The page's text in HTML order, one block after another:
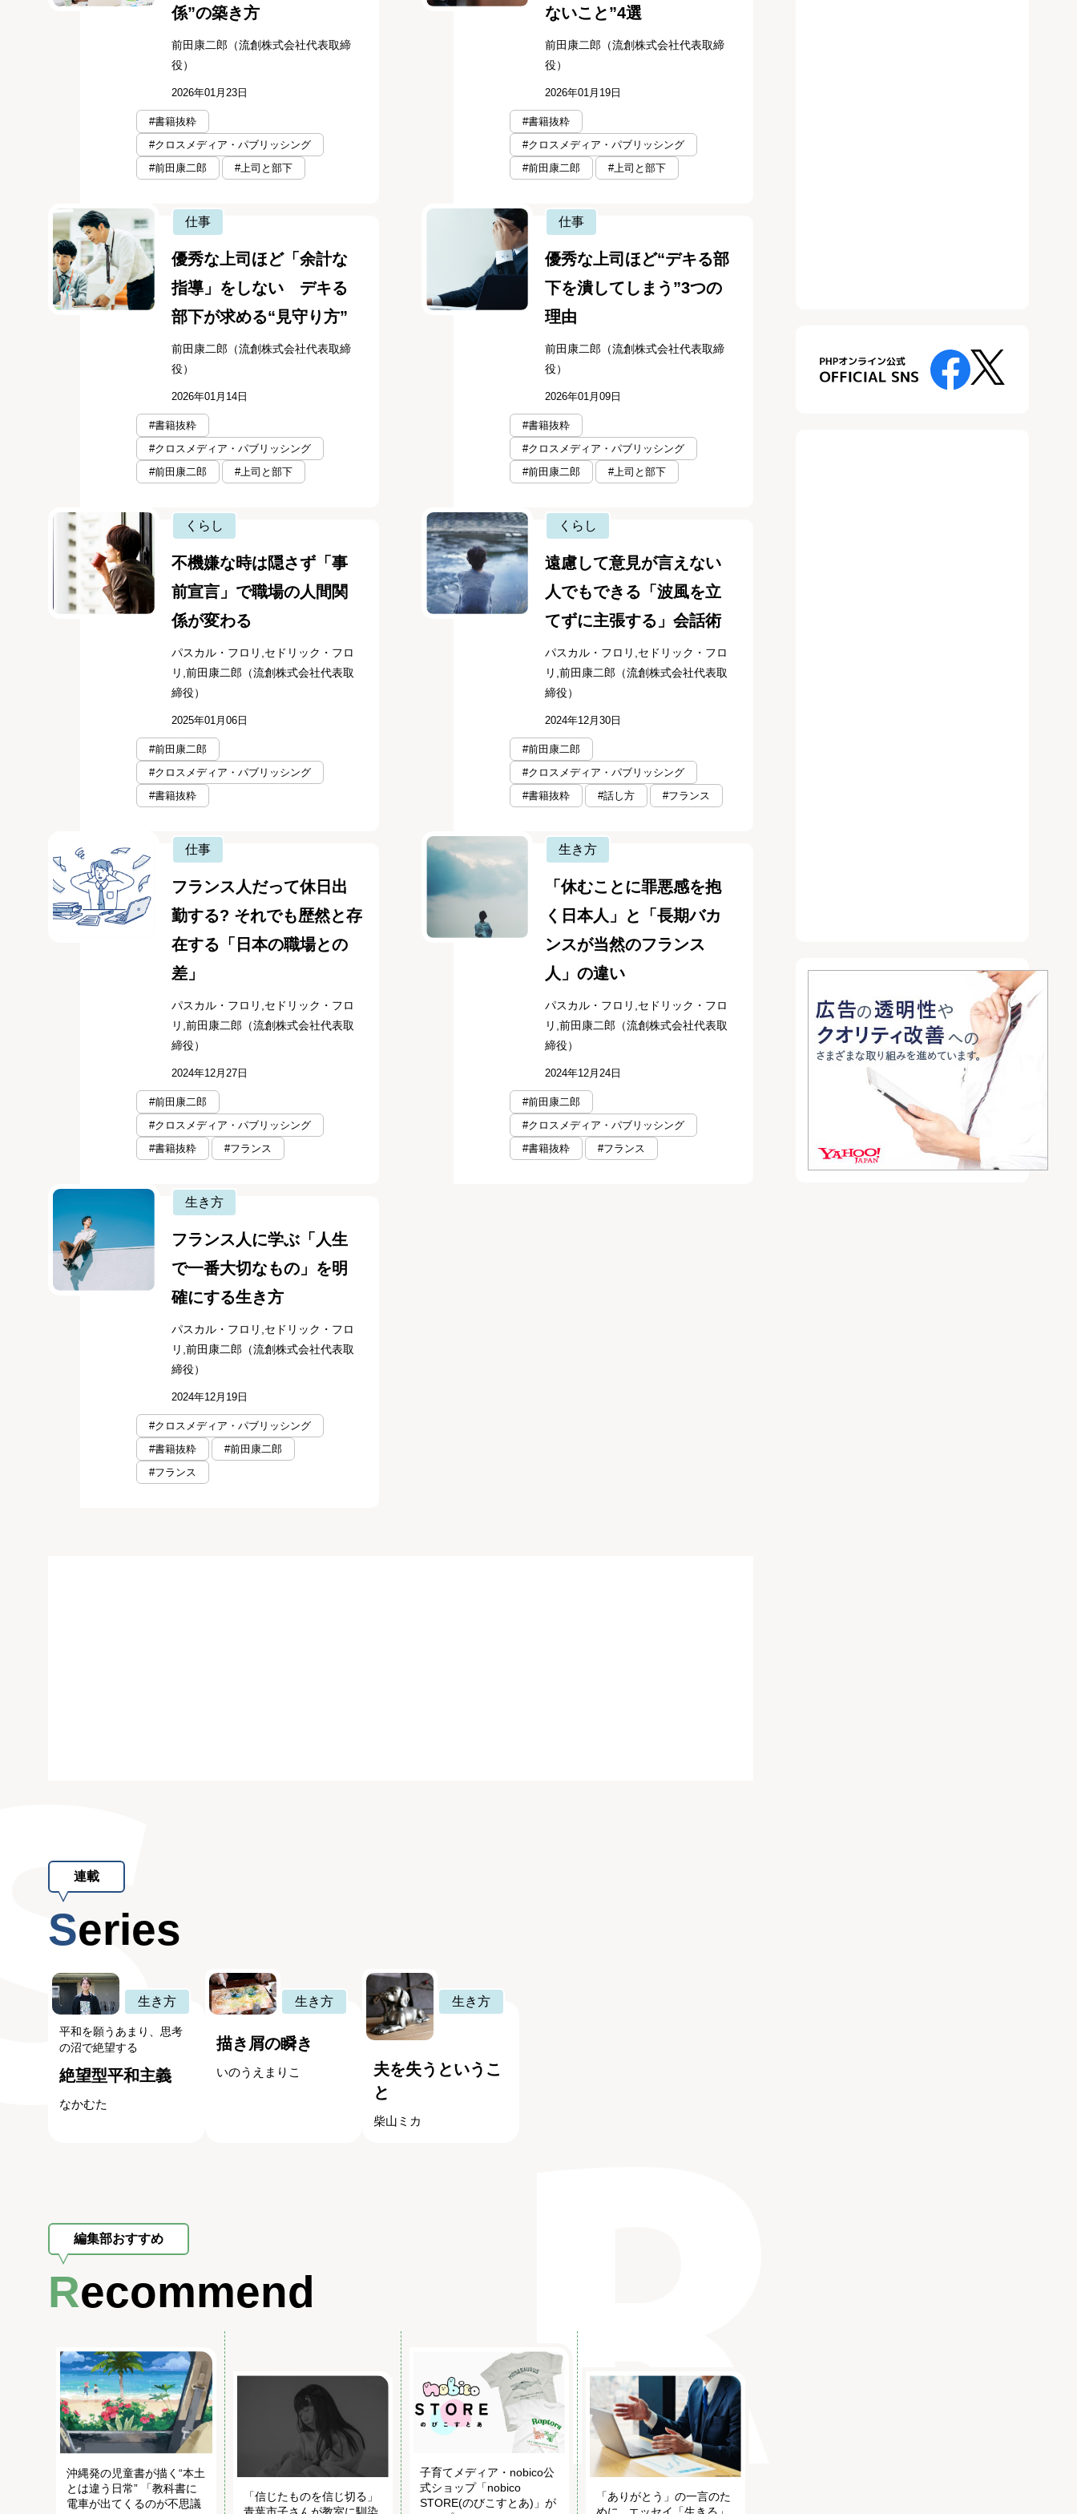
係”の築き方
前田康二郎（流創株式会社代表取締
役）
2026年01月23日
#書籍抜粋
#クロスメディア・パブリッシング
#前田康二郎
#上司と部下
ないこと”4選
前田康二郎（流創株式会社代表取締
役）
2026年01月19日
#書籍抜粋
#クロスメディア・パブリッシング
#前田康二郎
#上司と部下
仕事
優秀な上司ほど「余計な
指導」をしない デキる
部下が求める“見守り方”
前田康二郎（流創株式会社代表取締
役）
2026年01月14日
#書籍抜粋
#クロスメディア・パブリッシング
#前田康二郎
#上司と部下
仕事
優秀な上司ほど“デキる部
下を潰してしまう”3つの
理由
前田康二郎（流創株式会社代表取締
役）
2026年01月09日
#書籍抜粋
#クロスメディア・パブリッシング
#前田康二郎
#上司と部下
くらし
不機嫌な時は隠さず「事
前宣言」で職場の人間関
係が変わる
パスカル・フロリ,セドリック・フロ
リ,前田康二郎（流創株式会社代表取
締役）
2025年01月06日
#前田康二郎
#クロスメディア・パブリッシング
#書籍抜粋
くらし
遠慮して意見が言えない
人でもできる「波風を立
てずに主張する」会話術
パスカル・フロリ,セドリック・フロ
リ,前田康二郎（流創株式会社代表取
締役）
2024年12月30日
#前田康二郎
#クロスメディア・パブリッシング
#書籍抜粋
#話し方 #フランス
仕事
フランス人だって休日出
勤する? それでも歴然と存
在する「日本の職場との
差」
パスカル・フロリ,セドリック・フロ
リ,前田康二郎（流創株式会社代表取
締役）
2024年12月27日
#前田康二郎
#クロスメディア・パブリッシング
#書籍抜粋
#フランス
生き方
「休むことに罪悪感を抱
く日本人」と「長期バカ
ンスが当然のフランス
人」の違い
パスカル・フロリ,セドリック・フロ
リ,前田康二郎（流創株式会社代表取
締役）
2024年12月24日
#前田康二郎
#クロスメディア・パブリッシング
#書籍抜粋
#フランス
生き方
フランス人に学ぶ「人生
で一番大切なもの」を明
確にする生き方
パスカル・フロリ,セドリック・フロ
リ,前田康二郎（流創株式会社代表取
締役）
2024年12月19日
#クロスメディア・パブリッシング
#書籍抜粋
#前田康二郎
#フランス
連載
Series
生き方
平和を願うあまり、思考
の沼で絶望する
絶望型平和主義
なかむた
生き方
描き屑の瞬き
いのうえまりこ
生き方
夫を失うというこ
と
柴山ミカ
編集部おすすめ
Recommend
沖縄発の児童書が描く“本土
とは違う日常” 「教科書に
電車が出てくるのが不思議
「信じたものを信じ切る」
子育てメディア・nobico公
式ショップ「nobico
STORE(のびこすとあ)」が
「ありがとう」の一言のた